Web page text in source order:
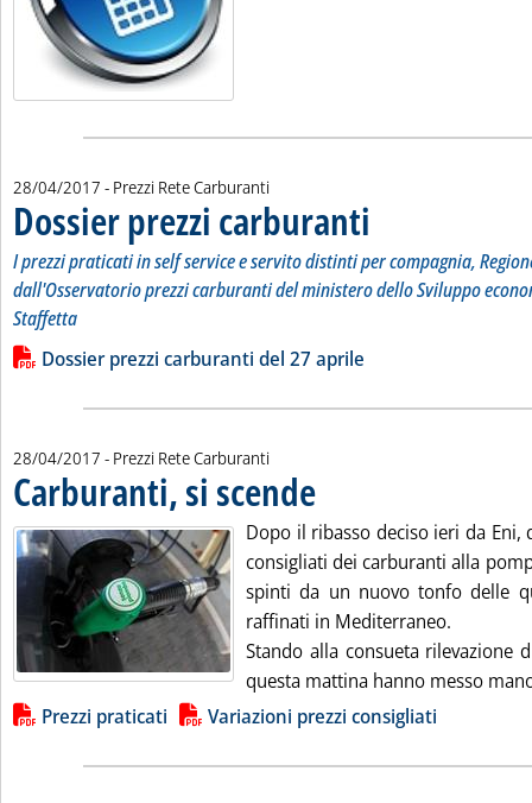
28/04/2017 - Prezzi Rete Carburanti
Dossier prezzi carburanti
I prezzi praticati in self service e servito distinti per compagnia,
dall'Osservatorio prezzi carburanti del ministero dello Sviluppo
Staffetta
Leggi tutta la notizia: 'Dossier prezzi carburanti'
Lista allegati PDF alla notizia
Dossier prezzi carburanti del 27 aprile
28/04/2017 - Prezzi Rete Carburanti
Carburanti, si scende
Dopo il ribasso deciso ieri da Eni,
consigliati dei carburanti alla
spinti da un nuovo tonfo delle
raffinati in Mediterraneo.
Stando alla consueta rilevazione
questa mattina hanno messo
Lista allegati PDF alla notizia
Prezzi praticati Variazioni prezzi consigliati